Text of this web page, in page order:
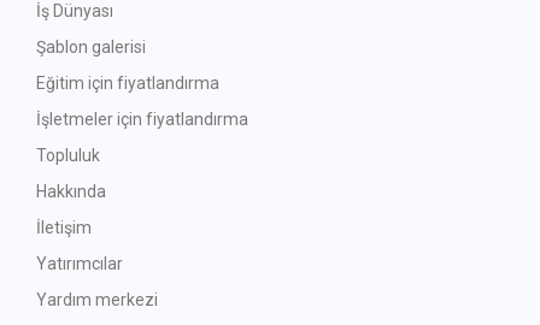
İş Dünyası
Şablon galerisi
Eğitim için fiyatlandırma
İşletmeler için fiyatlandırma
Topluluk
Hakkında
İletişim
Yatırımcılar
Yardım merkezi